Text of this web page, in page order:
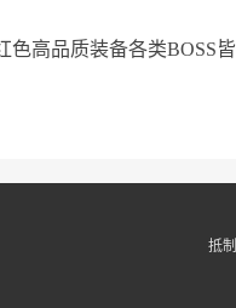
色高品质装备各类BOSS
抵